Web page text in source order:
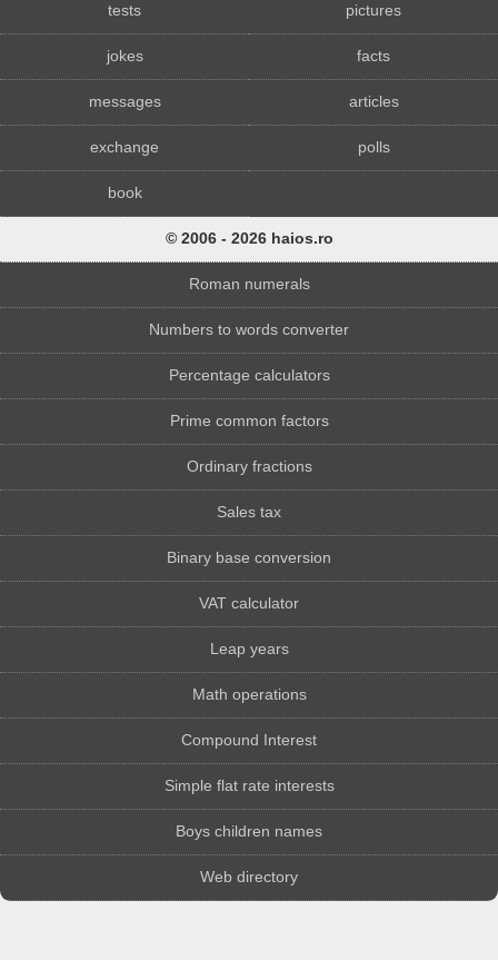
tests pictures
jokes facts
messages articles
exchange polls
book
© 2006 - 2026 haios.ro
Roman numerals
Numbers to words converter
Percentage calculators
Prime common factors
Ordinary fractions
Sales tax
Binary base conversion
VAT calculator
Leap years
Math operations
Compound Interest
Simple flat rate interests
Boys children names
Web directory